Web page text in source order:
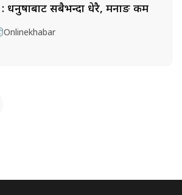
: धनुषाबाट सबैभन्दा धेरै, मनाङ कम
Onlinekhabar